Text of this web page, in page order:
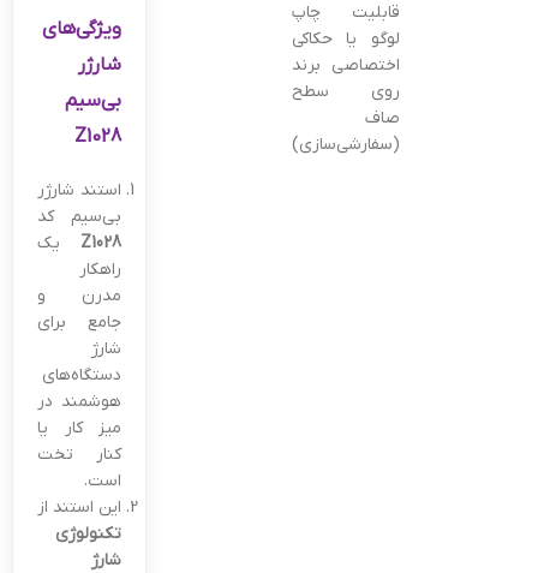
قابلیت چاپ
لوگو یا حکاکی
اختصاصی برند
روی سطح
صاف
(سفارشی‌سازی)
ویژگی‌های
شارژر
بی‌سیم
Z1028
استند شارژر
بی‌سیم کد
Z1028 یک
راهکار
مدرن و
جامع برای
شارژ
دستگاه‌های
هوشمند در
میز کار یا
کنار تخت
است.
این استند از
تکنولوژی
شارژ